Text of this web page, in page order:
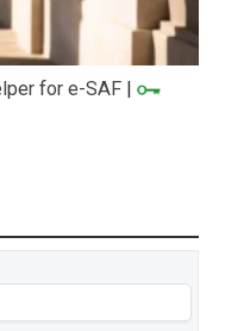
for e-SAF |